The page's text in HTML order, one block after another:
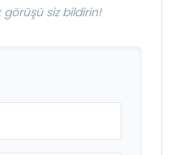
görüşü siz bildirin!